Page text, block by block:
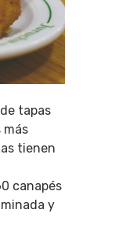
tapas
más
tienen
canapés
y
Y